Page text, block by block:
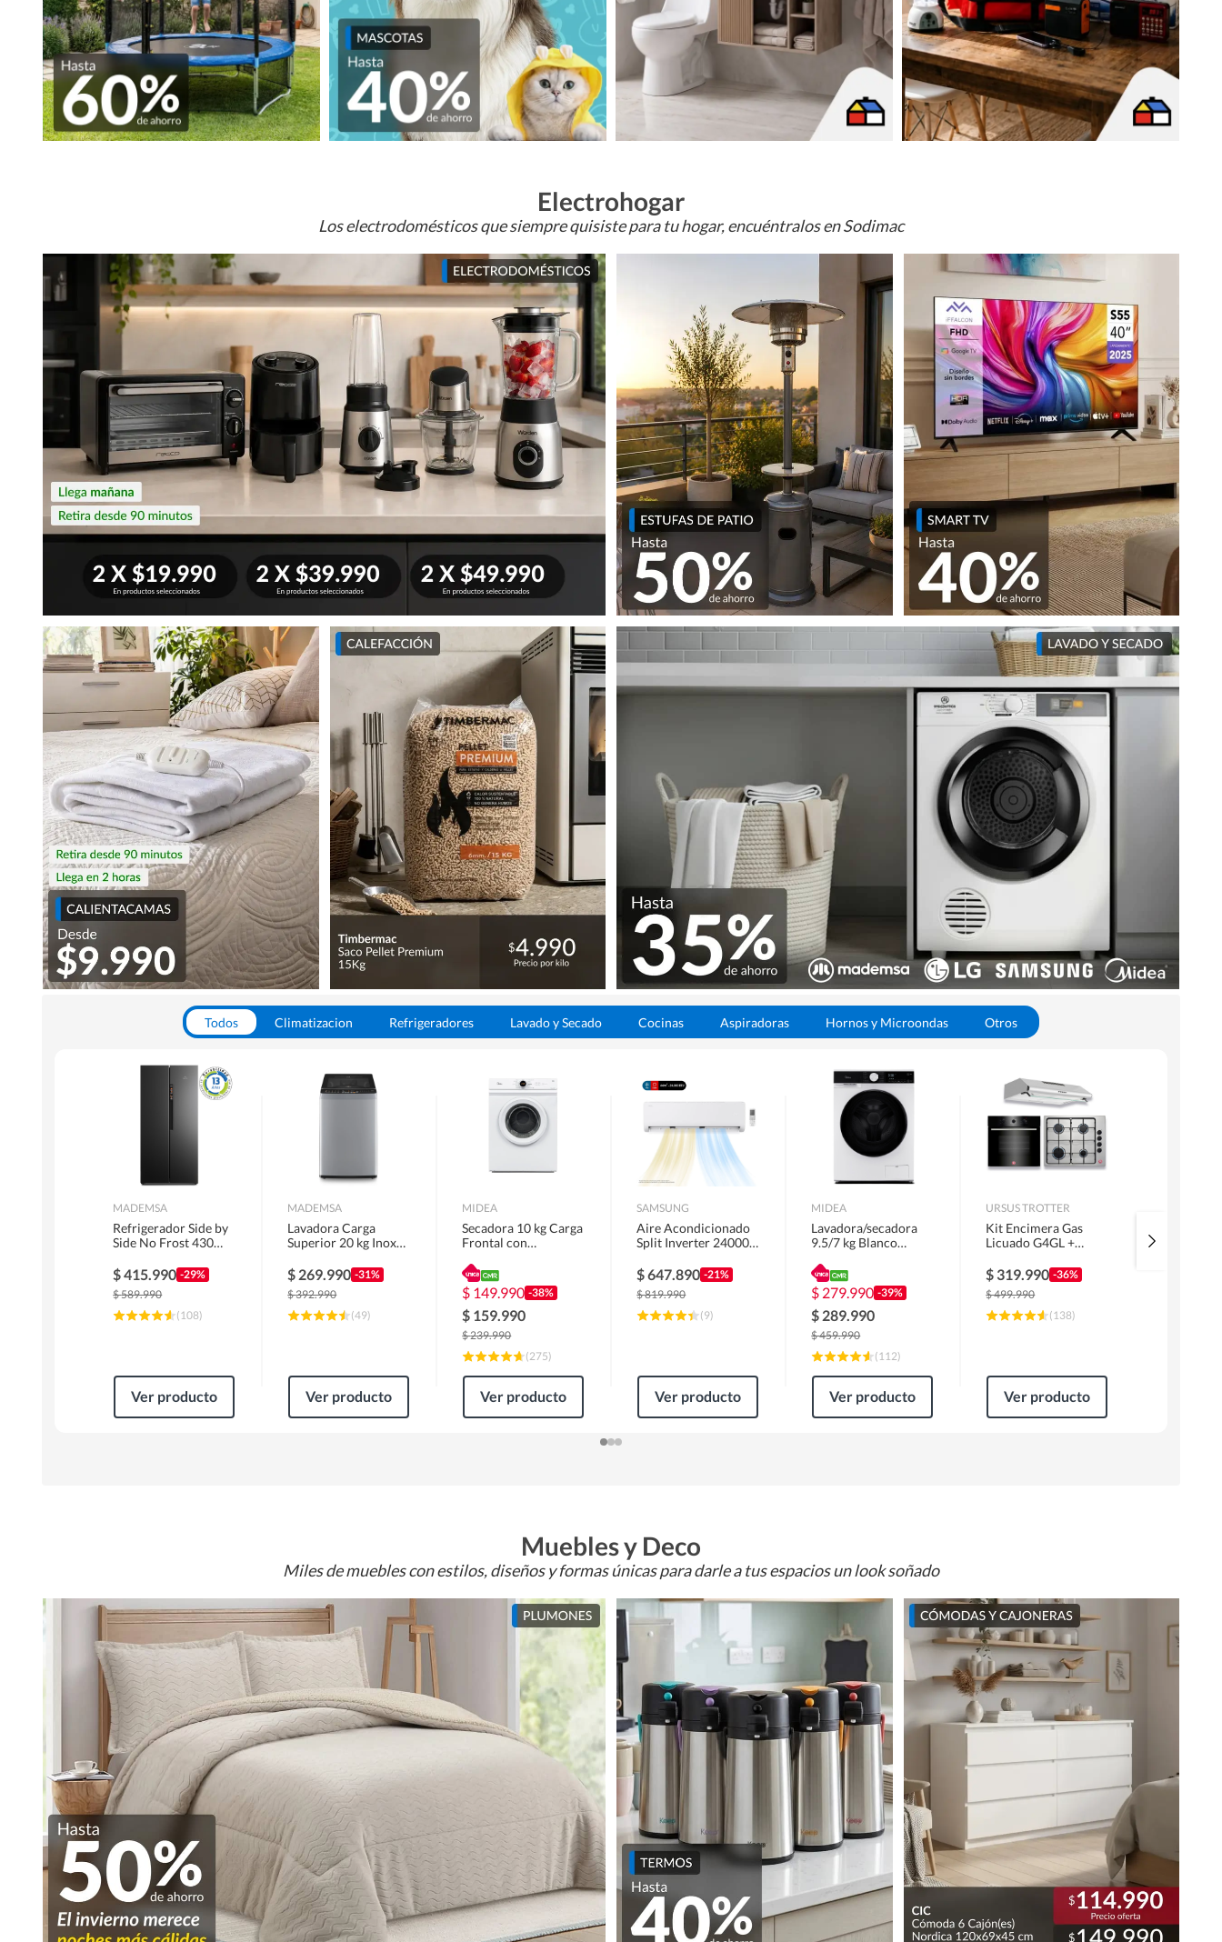
Electrohogar
Los electrodomésticos que siempre quisiste para tu hogar, encuéntralos en Sodimac
Todos Climatizacion Refrigeradores Lavado y Secado Cocinas Aspiradoras Hornos y Microondas Otros
MADEMSA
Refrigerador Side by
Side No Frost 430
MAS430B
$415.990 -29%
$589.990
(108)
Ver producto
MADEMSA
Lavadora Carga
Superior 20 kg Inox
$ 269.990 -31%
$392.990
(49)
Ver producto
MIDEA
Secadora 10 kg Carga
Frontal con
MD100A100/W2
$ 149.990 -38%
$ 159.990
$239.990
(275)
Ver producto
SAMSUNG
Aire Acondicionado
Split Inverter 24000
$647.890 -21%
$819.990
(9)
Ver producto
MIDEA
Lavadora/secadora
9.5/7 kg Blanco
$ 279.990 -39%
$ 289.990
$459.990
(112)
Ver producto
URSUS TROTTER
Kit Encimera Gas
Licuado G4GL +
1 Motor FF60IN +
Horno EPC4NIG
$ 319.990 -36%
$499.990
(138)
Ver producto
Muebles y Deco
Miles de muebles con estilos, diseños y formas únicas para darle a tus espacios un look soñado